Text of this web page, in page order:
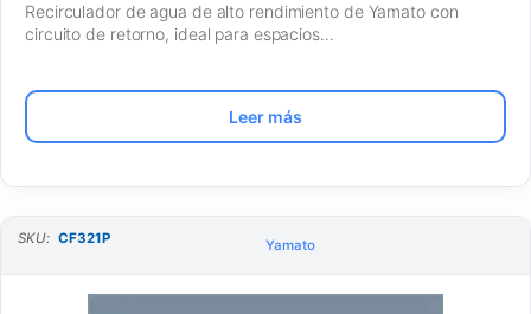
Recirculador de agua de alto rendimiento de Yamato con
circuito de retorno, ideal para espacios…
Leer más
SKU: CF321P Yamato